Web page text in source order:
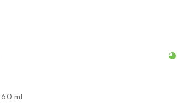
ml